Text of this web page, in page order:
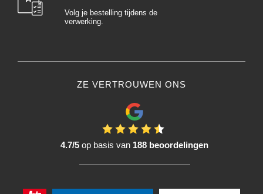
Volg je bestelling tijdens de
verwerking.
ZE VERTROUWEN ONS
4.7/5 op basis van 188 beoordelingen